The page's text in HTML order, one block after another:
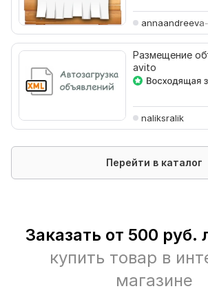
Размещение
avito
naliksralik
Перейти в каталог
Заказать от 500 руб.
купить товар в
магазине